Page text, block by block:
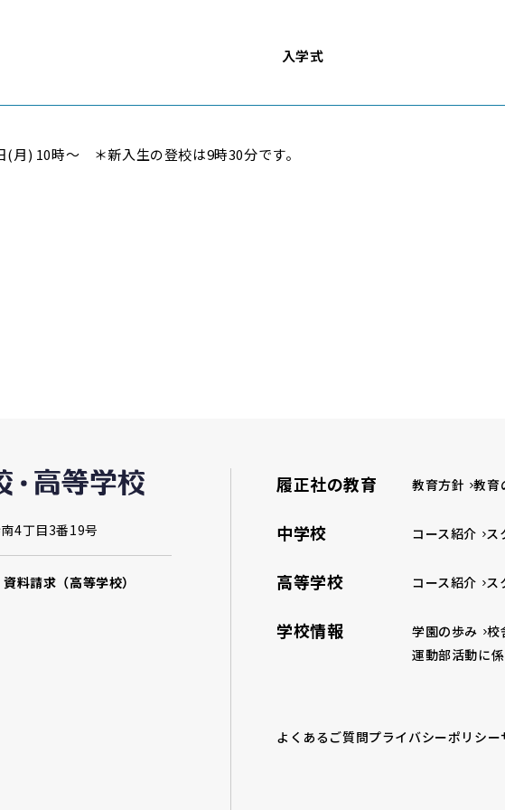
入学式
(月) 10時～ ＊新入生の登校は9時30分です。
4丁目3番19号
資料請求（高等学校）
履正社の教育 教育方針 教育
中学校 コース紹介 ス
高等学校 コース紹介 ス
学校情報 学園の歩み 校
運動部活動に
よくあるご質問プライバシーポリシー